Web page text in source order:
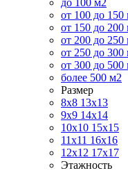
до 100 м2
от 100 до 150
от 150 до 200
от 200 до 250
от 250 до 300
от 300 до 500
более 500 м2
Размер
8х8 13х13
9х9 14х14
10х10 15х15
11x11 16х16
12х12 17х17
Этажность